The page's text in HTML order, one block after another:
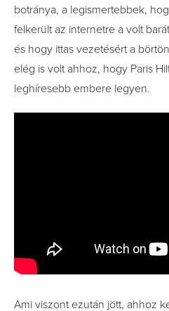
botránya, a legismertebbek,
felkerült az internetre a volt
és hogy ittas vezetésért a
elég is volt ahhoz, hogy Paris
leghíresebb embere legyen.
Ami viszont ezután jött, ahhoz